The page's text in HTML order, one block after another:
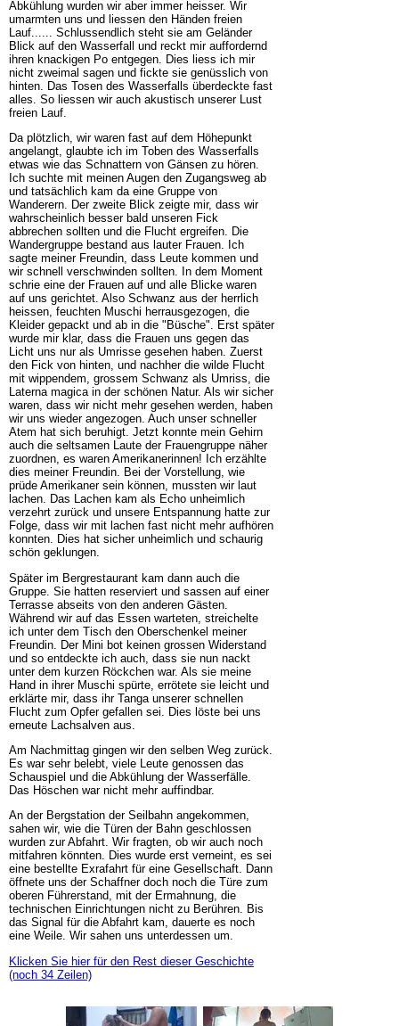
Abkühlung wurden wir aber immer heisser. Wir
umarmten uns und liessen den Händen freien
Lauf...... Schlussendlich steht sie am Geländer
Blick auf den Wasserfall und reckt mir auffordernd
ihren knackigen Po entgegen. Dies liess ich mir
nicht zweimal sagen und fickte sie genüsslich von
hinten. Das Tosen des Wasserfalls überdeckte fast
alles. So liessen wir auch akustisch unserer Lust
freien Lauf.
Da plötzlich, wir waren fast auf dem Höhepunkt
angelangt, glaubte ich im Toben des Wasserfalls
etwas wie das Schnattern von Gänsen zu hören.
Ich suchte mit meinen Augen den Zugangsweg ab
und tatsächlich kam da eine Gruppe von
Wanderern. Der zweite Blick zeigte mir, dass wir
wahrscheinlich besser bald unseren Fick
abbrechen sollten und die Flucht ergreifen. Die
Wandergruppe bestand aus lauter Frauen. Ich
sagte meiner Freundin, dass Leute kommen und
wir schnell verschwinden sollten. In dem Moment
schrie eine der Frauen auf und alle Blicke waren
auf uns gerichtet. Also Schwanz aus der herrlich
heissen, feuchten Muschi herrausgezogen, die
Kleider gepackt und ab in die "Büsche". Erst später
wurde mir klar, dass die Frauen uns gegen das
Licht uns nur als Umrisse gesehen haben. Zuerst
den Fick von hinten, und nachher die wilde Flucht
mit wippendem, grossem Schwanz als Umriss, die
Laterna magica in der schönen Natur. Als wir sicher
waren, dass wir nicht mehr gesehen werden, haben
wir uns wieder angezogen. Auch unser schneller
Atem hat sich beruhigt. Jetzt konnte mein Gehirn
auch die seltsamen Laute der Frauengruppe näher
zuordnen, es waren Amerikanerinnen! Ich erzählte
dies meiner Freundin. Bei der Vorstellung, wie
prüde Amerikaner sein können, mussten wir laut
lachen. Das Lachen kam als Echo unheimlich
verzehrt zurück und unsere Entspannung hatte zur
Folge, dass wir mit lachen fast nicht mehr aufhören
konnten. Dies hat sicher unheimlich und schaurig
schön geklungen.
Später im Bergrestaurant kam dann auch die
Gruppe. Sie hatten reserviert und sassen auf einer
Terrasse abseits von den anderen Gästen.
Während wir auf das Essen warteten, streichelte
ich unter dem Tisch den Oberschenkel meiner
Freundin. Der Mini bot keinen grossen Widerstand
und so entdeckte ich auch, dass sie nun nackt
unter dem kurzen Röckchen war. Als sie meine
Hand in ihrer Muschi spürte, errötete sie leicht und
erklärte mir, dass ihr Tanga unserer schnellen
Flucht zum Opfer gefallen sei. Dies löste bei uns
erneute Lachsalven aus.
Am Nachmittag gingen wir den selben Weg zurück.
Es war sehr belebt, viele Leute genossen das
Schauspiel und die Abkühlung der Wasserfälle.
Das Höschen war nicht mehr auffindbar.
An der Bergstation der Seilbahn angekommen,
sahen wir, wie die Türen der Bahn geschlossen
wurden zur Abfahrt. Wir fragten, ob wir auch noch
mitfahren könnten. Dies wurde erst verneint, es sei
eine bestellte Exrafahrt für eine Gesellschaft. Dann
öffnete uns der Schaffner doch noch die Türe zum
oberen Führerstand, mit der Ermahnung, die
technischen Einrichtungen nicht zu Berühren. Bis
das Signal für die Abfahrt kam, dauerte es noch
eine Weile. Wir sahen uns unterdessen um.
Klicken Sie hier für den Rest dieser Geschichte
(noch 34 Zeilen)